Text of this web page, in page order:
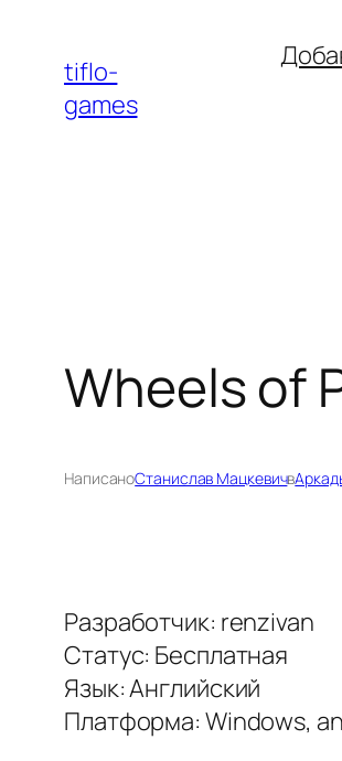
содержимому
tiflo-
games
Wheels of
НаписаноСтанислав Мацкевичв
Разработчик: renzivan
Статус: Бесплатная
Язык: Английский
Платформа: Windows,